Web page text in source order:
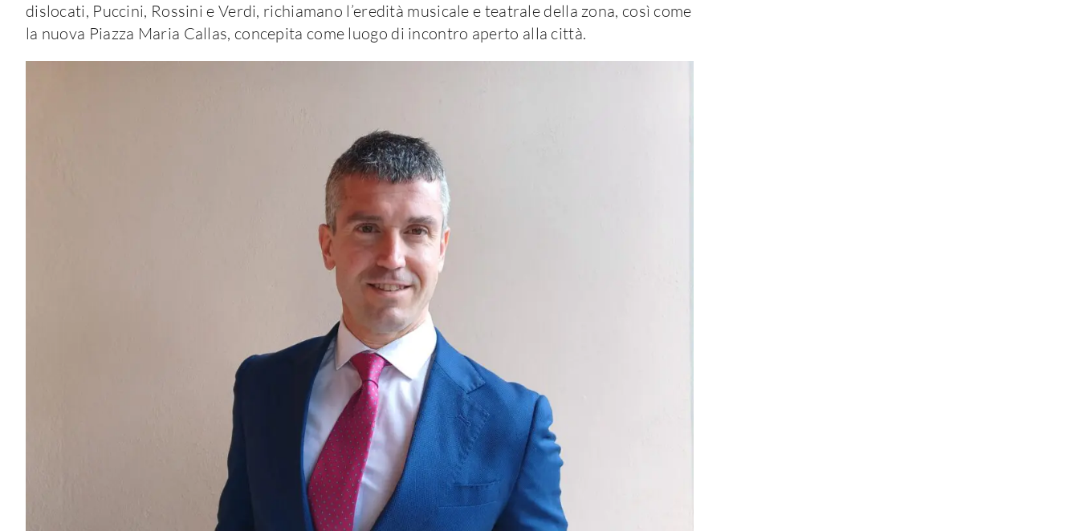
dislocati, Puccini, Rossini e Verdi, richiamano l’eredità musicale e teatrale della zona, così come
la nuova Piazza Maria Callas, concepita come luogo di incontro aperto alla città.